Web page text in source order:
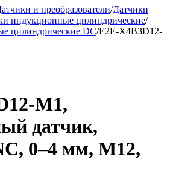
и преобразователи/Датчики
индукционные цилиндрические/
цилиндрические DC/E2E-X4B3D12-
M1,
датчик,
0–4 мм, М12,